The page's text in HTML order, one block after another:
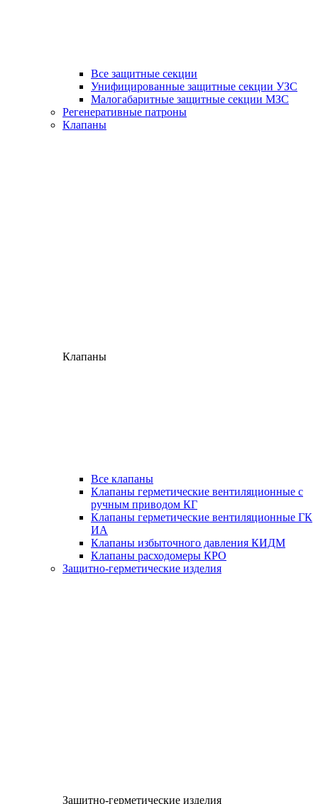
Все защитные секции
Унифицированные защитные секции УЗС
Малогабаритные защитные секции МЗС
Регенеративные патроны
Клапаны
Клапаны
Все клапаны
Клапаны герметические вентиляционные с
ручным приводом КГ
Клапаны герметические вентиляционные ГК
ИА
Клапаны избыточного давления КИДМ
Клапаны расходомеры КРО
Защитно-герметические изделия
Защитно-герметические изделия